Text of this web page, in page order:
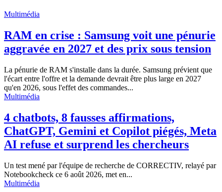
Multimédia
RAM en crise : Samsung voit une pénurie
aggravée en 2027 et des prix sous tension
La pénurie de RAM s'installe dans la durée. Samsung prévient que
l'écart entre l'offre et la demande devrait être plus large en 2027
qu'en 2026, sous l'effet des commandes...
Multimédia
4 chatbots, 8 fausses affirmations,
ChatGPT, Gemini et Copilot piégés, Meta
AI refuse et surprend les chercheurs
Un test mené par l'équipe de recherche de CORRECTIV, relayé par
Notebookcheck ce 6 août 2026, met en...
Multimédia